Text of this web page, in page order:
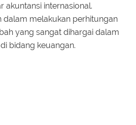
akuntansi internasional.
dalam melakukan perhitungan
yang sangat dihargai dalam
bidang keuangan.